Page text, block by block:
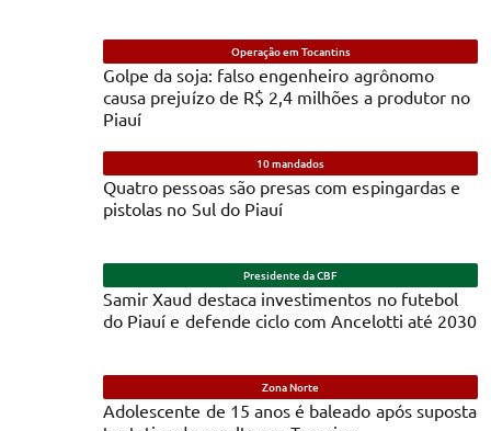
Operação em Tocantins
Golpe da soja: falso engenheiro agrônomo
causa prejuízo de R$ 2,4 milhões a produtor no
Piauí
10 mandados
Quatro pessoas são presas com espingardas e
pistolas no Sul do Piauí
Presidente da CBF
Samir Xaud destaca investimentos no futebol
do Piauí e defende ciclo com Ancelotti até 2030
Zona Norte
Adolescente de 15 anos é baleado após suposta